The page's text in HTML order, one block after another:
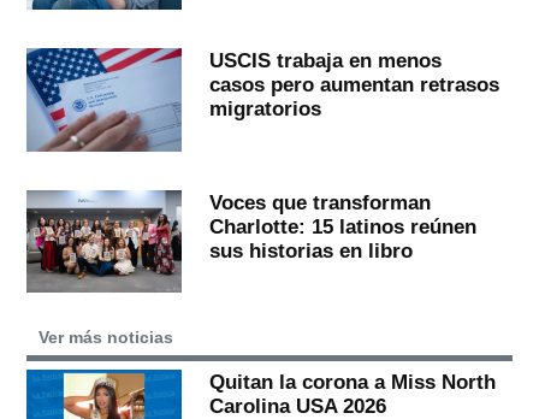
USCIS trabaja en menos
casos pero aumentan retrasos
migratorios
Voces que transforman
Charlotte: 15 latinos reúnen
sus historias en libro
Ver más noticias
Quitan la corona a Miss North
Carolina USA 2026